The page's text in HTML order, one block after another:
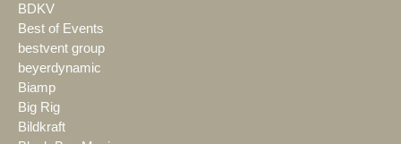
BDKV
Best of Events
bestvent group
beyerdynamic
Biamp
Big Rig
Bildkraft